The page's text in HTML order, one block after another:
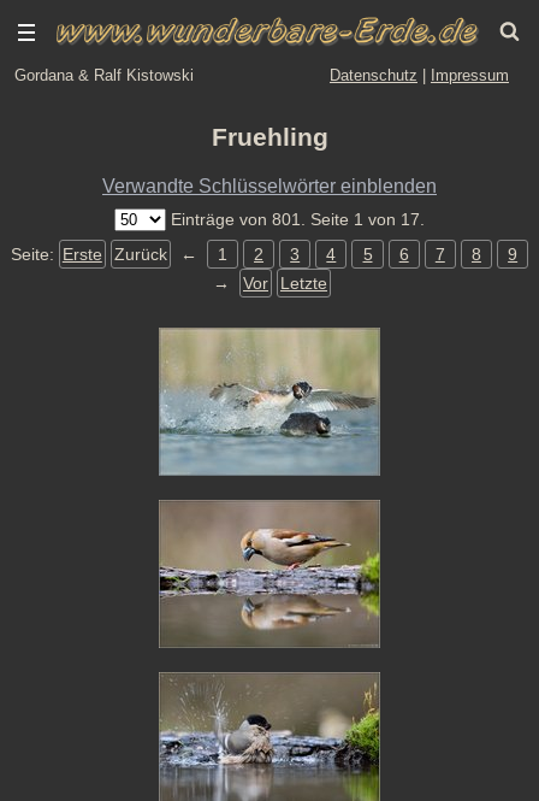
Gordana & Ralf Kistowski Datenschutz Impressum
Fruehling
Verwandte Schlüsselwörter einblenden
Einträge von 801. Seite 1 von 17.
Seite: Erste Zurück ← 1 2 3 4 5 6 7 8
9
→
Vor Letzte